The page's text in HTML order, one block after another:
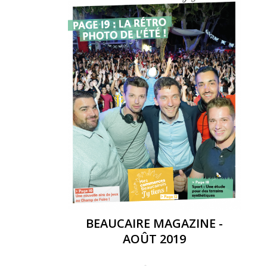
BEAUCAIRE MAGAZINE -
AOÛT 2019